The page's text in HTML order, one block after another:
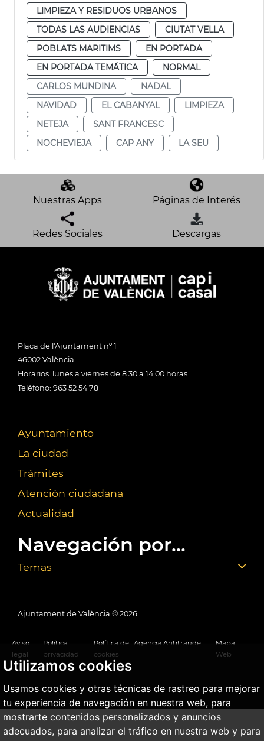
Utilizamos cookies
Usamos cookies y otras técnicas de rastreo para mejorar
tu experiencia de navegación en nuestra web, para
mostrarte contenidos personalizados y anuncios
adecuados, para analizar el tráfico en nuestra web y para
LIMPIEZA Y RESIDUOS URBANOS
TODAS LAS AUDIENCIAS
CIUTAT VELLA
POBLATS MARITIMS
EN PORTADA
EN PORTADA TEMÁTICA
NORMAL
CARLOS MUNDINA
NADAL
NAVIDAD
EL CABANYAL
LIMPIEZA
NETEJA
SANT FRANCESC
NOCHEVIEJA
CAP ANY LA SEU
Nuestras Apps Páginas de Interés
Redes Sociales Descargas
Plaça de l'Ajuntament nº 1
46002 València
Horarios: lunes a viernes de 8:30 a 14:00 horas
Teléfono: 963 52 54 78
Ayuntamiento
La ciudad
Trámites
Atención ciudadana
Actualidad
Navegación por...
Temas
Ajuntament de València © 2026
Aviso
legal
Política
privacidad
Política de
cookies
Agencia Antifraude
Mapa
Web